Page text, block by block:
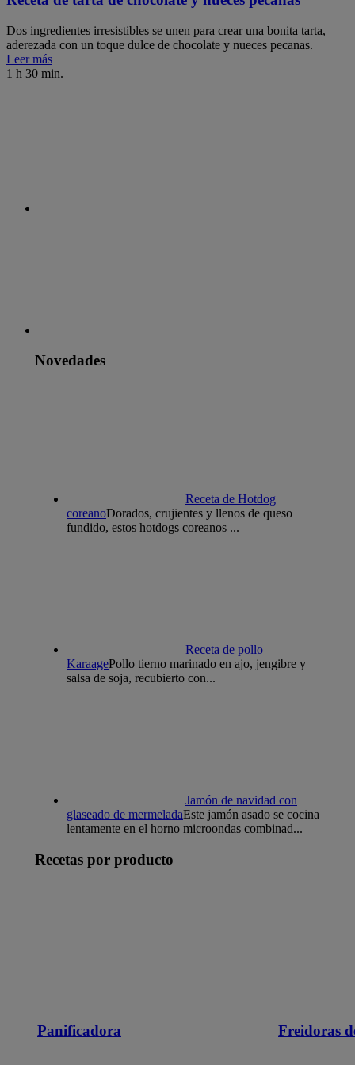
Dos ingredientes irresistibles se unen para crear una bonita tarta,
aderezada con un toque dulce de chocolate y nueces pecanas.
Leer más
1 h 30 min.
Novedades
Receta de Hotdog
coreanoDorados, crujientes y llenos de queso
fundido, estos hotdogs coreanos ...
Receta de pollo
KaraagePollo tierno marinado en ajo, jengibre y
salsa de soja, recubierto con...
Jamón de navidad con
glaseado de mermeladaEste jamón asado se cocina
lentamente en el horno microondas combinad...
Recetas por producto
Panificadora Freidoras